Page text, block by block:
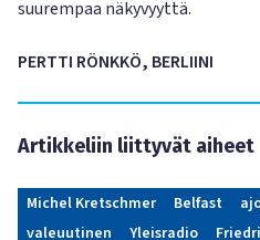
suurempaa näkyvyyttä.
PERTTI RÖNKKÖ, BERLIINI
Artikkeliin liittyvät aiheet
Michel Kretschmer Belfast
valeuutinen
Yleisradio